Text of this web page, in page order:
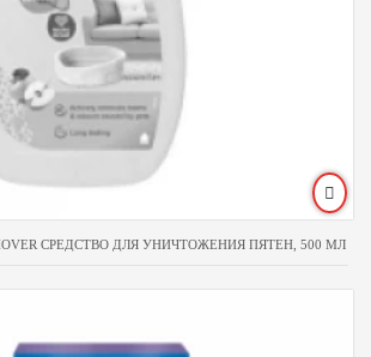
СРЕДСТВО ДЛЯ УНИЧТОЖЕНИЯ ПЯТЕН, 500 МЛ